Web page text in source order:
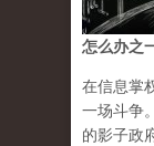
怎么办之
在信息掌
一场斗争
的影子政